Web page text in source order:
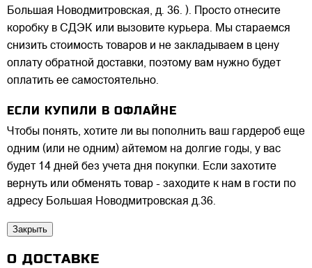
Большая Новодмитровская, д. 36. ). Просто отнесите
коробку в СДЭК или вызовите курьера. Мы стараемся
снизить стоимость товаров и не закладываем в цену
оплату обратной доставки, поэтому вам нужно будет
оплатить ее самостоятельно.
ЕСЛИ КУПИЛИ В ОФЛАЙНЕ
Чтобы понять, хотите ли вы пополнить ваш гардероб еще
одним (или не одним) айтемом на долгие годы, у вас
будет 14 дней без учета дня покупки. Если захотите
вернуть или обменять товар - заходите к нам в гости по
адресу Большая Новодмитровская д.36.
Закрыть
О ДОСТАВКЕ